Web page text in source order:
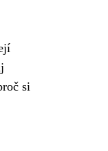
si